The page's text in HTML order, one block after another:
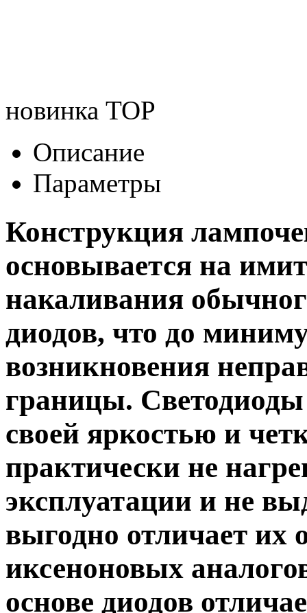
новинка TOP
Описание
Параметры
Конструкция
основывается на
накаливания
диодов, что до
возникновения
границы.
своей яркостью и
практически не
эксплуатации и не
выгодно отличает их
иксеноновых
основе диодов